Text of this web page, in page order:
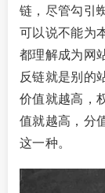
链，尽管勾引
可以说不能为
都理解成为网
反链就是别的
价值就越高，
值就越高，分
这一种。